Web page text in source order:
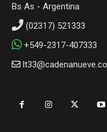
Bs As - Argentina
(02317) 521333
+549-2317-407333